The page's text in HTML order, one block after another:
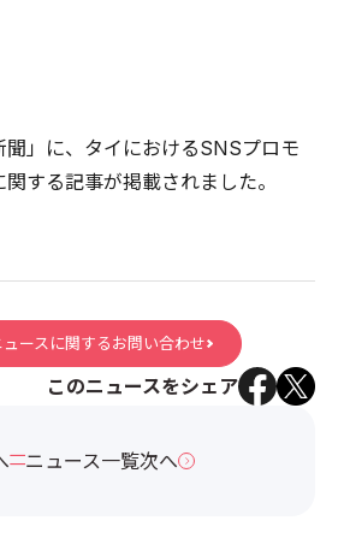
聞」に、タイにおけるSNSプロモ
する記事が掲載されました。
ュースに関するお問い合わせ
このニュースをシェア
ニュース一覧次へ